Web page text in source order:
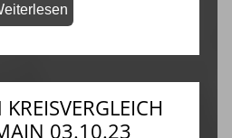
03.10.23